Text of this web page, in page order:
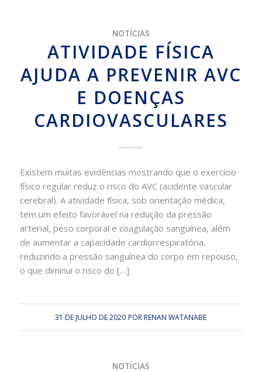
NOTÍCIAS
ATIVIDADE FÍSICA
AJUDA A PREVENIR AVC
E DOENÇAS
CARDIOVASCULARES
Existem muitas evidências mostrando que o exercício
físico regular reduz o risco do AVC (acidente vascular
cerebral). A atividade física, sob orientação médica,
tem um efeito favorável na redução da pressão
arterial, peso corporal e coagulação sanguínea, além
de aumentar a capacidade cardiorrespiratória,
reduzindo a pressão sanguínea do corpo em repouso,
o que diminui o risco do […]
31 DE JULHO DE 2020 PORRENAN WATANABE
NOTÍCIAS